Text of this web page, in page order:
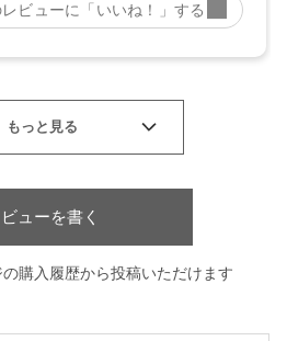
ューを書く
購入履歴から投稿いただけます